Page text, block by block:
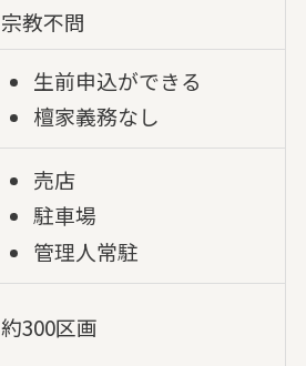
宗教不問
生前申込ができる
檀家義務なし
売店
駐車場
管理人常駐
約300区画